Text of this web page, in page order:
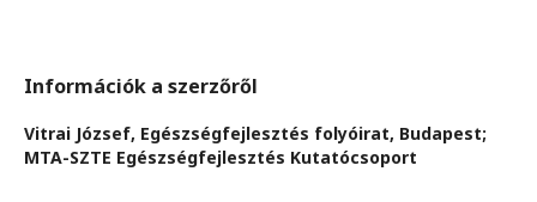
Információk a szerzőről
Vitrai József, Egészségfejlesztés folyóirat, Budapest;
MTA-SZTE Egészségfejlesztés Kutatócsoport